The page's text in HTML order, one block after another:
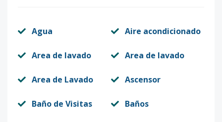
Agua Aire acondicionado
Area de lavado Area de lavado
Area de Lavado Ascensor
Baño de Visitas Baños